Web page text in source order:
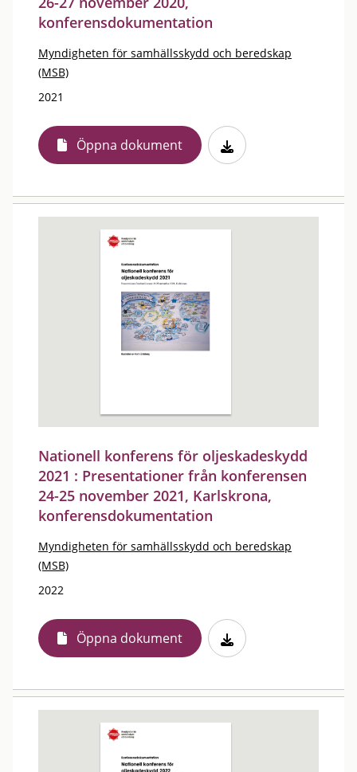
konferensdokumentation
Myndigheten för samhällsskydd och beredskap
(MSB)
2021
Öppna dokument
Nationell konferens för oljeskadeskydd
2021 : Presentationer från konferensen
24-25 november 2021, Karlskrona,
konferensdokumentation
Myndigheten för samhällsskydd och beredskap
(MSB)
2022
Öppna dokument